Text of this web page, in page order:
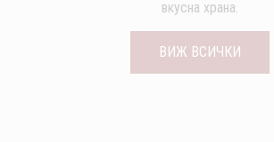
вкусна храна.
ВИЖ ВСИЧКИ